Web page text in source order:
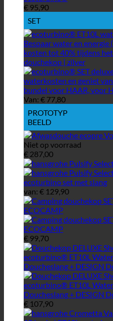
€ 95,90
SET
Van: € 77,80
PROTOTYP
BEELD
Niet op voorraad
€ 287,00
van: € 129,90
€ 99,70
€ 107,90